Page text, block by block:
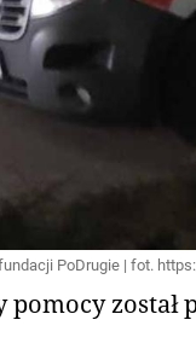
PoDrugie | fot.
pomocy